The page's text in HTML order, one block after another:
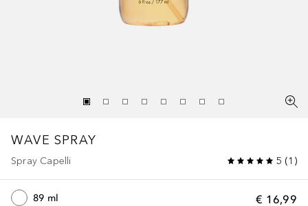
WAVE SPRAY
Spray Capelli 5 (1 )
€ 16,99
89 ml